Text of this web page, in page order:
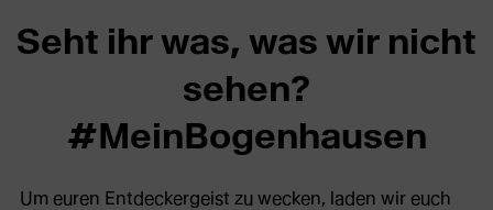
Seht ihr was, was wir nicht
sehen?
#MeinBogenhausen
Um euren Entdeckergeist zu wecken, laden wir euch